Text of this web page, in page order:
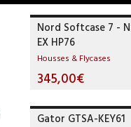
Nord Softcase 7 -
EX HP76
Housses & Flycases
345,00€
Gator GTSA-KEY61